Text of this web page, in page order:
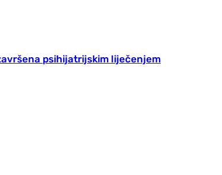
psihijatrijskim liječenjem